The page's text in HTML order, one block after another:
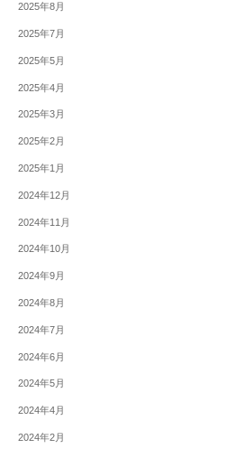
2025年8月
2025年7月
2025年5月
2025年4月
2025年3月
2025年2月
2025年1月
2024年12月
2024年11月
2024年10月
2024年9月
2024年8月
2024年7月
2024年6月
2024年5月
2024年4月
2024年2月